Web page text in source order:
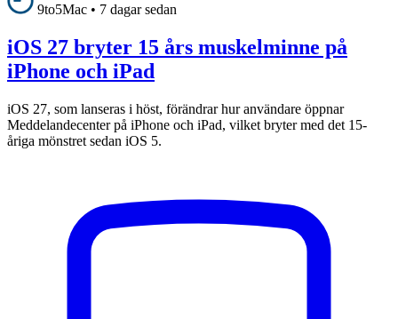
9to5Mac • 7 dagar sedan
iOS 27 bryter 15 års muskelminne på
iPhone och iPad
iOS 27, som lanseras i höst, förändrar hur användare öppnar
Meddelandecenter på iPhone och iPad, vilket bryter med det 15-
åriga mönstret sedan iOS 5.